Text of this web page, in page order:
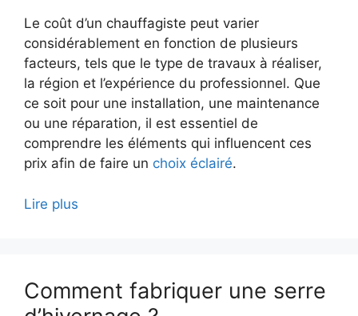
Le coût d’un chauffagiste peut varier
considérablement en fonction de plusieurs
facteurs, tels que le type de travaux à réaliser,
la région et l’expérience du professionnel. Que
ce soit pour une installation, une maintenance
ou une réparation, il est essentiel de
comprendre les éléments qui influencent ces
prix afin de faire un choix éclairé.
Lire plus
Comment fabriquer une serre